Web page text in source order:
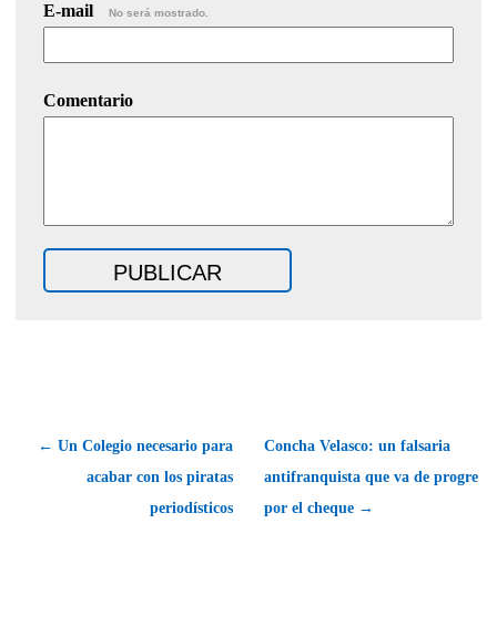
E-mail No será mostrado.
Comentario
← Un Colegio necesario para
acabar con los piratas
periodísticos
Concha Velasco: un falsaria
antifranquista que va de progre
por el cheque →